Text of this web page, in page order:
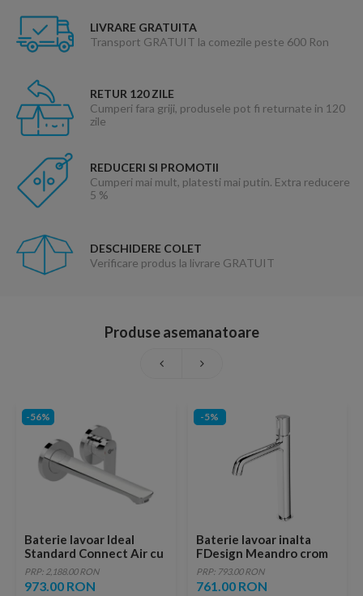
LIVRARE GRATUITA
Transport GRATUIT la comezile peste 600 Ron
RETUR 120 ZILE
Cumperi fara griji, produsele pot fi returnate in 120
zile
REDUCERI SI PROMOTII
Cumperi mai mult, platesti mai putin. Extra reducere
5 %
DESCHIDERE COLET
Verificare produs la livrare GRATUIT
Produse asemanatoare
-56%
Baterie lavoar Ideal
Standard Connect Air cu
monocomanda, montaj
incastrat
PRP: 2,188.00 RON
973.00 RON
-5%
Baterie lavoar inalta
FDesign Meandro crom
lucios monocomanda
PRP: 793.00 RON
761.00 RON